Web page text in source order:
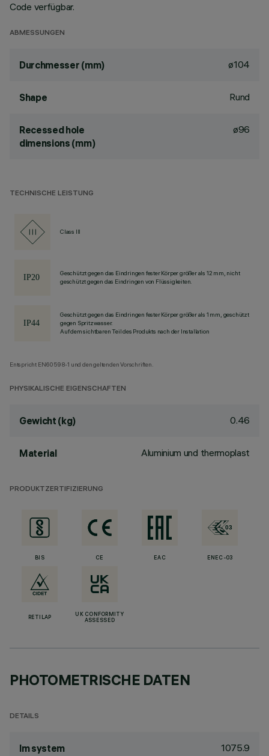
Code verfügbar.
ABMESSUNGEN
Durchmesser (mm) ø104
Shape Rund
Recessed hole
dimensions (mm)
ø96
TECHNISCHE LEISTUNG
Class III
Geschützt gegen das Eindringen fester Körper größer als 12 mm, nicht
geschützt gegen das Eindringen von Flüssigkeiten.
Geschützt gegen das Eindringen fester Körper größer als 1 mm, geschützt
gegen Spritzwasser.
Auf dem sichtbaren Teil des Produkts nach der Installation
Entspricht EN60598-1 und den geltenden Vorschriften.
PHYSIKALISCHE EIGENSCHAFTEN
Gewicht (kg) 0.46
Material Aluminium und thermoplast
PRODUKTZERTIFIZIERUNG
BIS CE EAC ENEC-03
RETILAP
UK CONFORMITY
ASSESSED
PHOTOMETRISCHE DATEN
DETAILS
lm system 1075.9